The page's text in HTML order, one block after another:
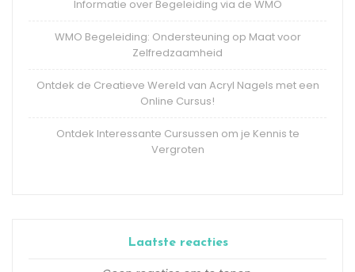
Informatie over Begeleiding via de WMO
WMO Begeleiding: Ondersteuning op Maat voor
Zelfredzaamheid
Ontdek de Creatieve Wereld van Acryl Nagels met een
Online Cursus!
Ontdek Interessante Cursussen om je Kennis te
Vergroten
Laatste reacties